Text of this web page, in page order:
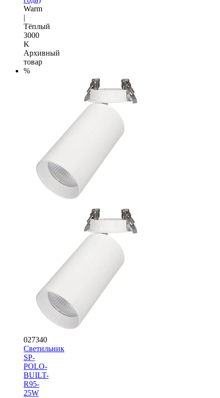
Warm
|
Тёплый
3000
K
Архивный
товар
%
027340
Светильник
SP-
POLO-
BUILT-
R95-
25W